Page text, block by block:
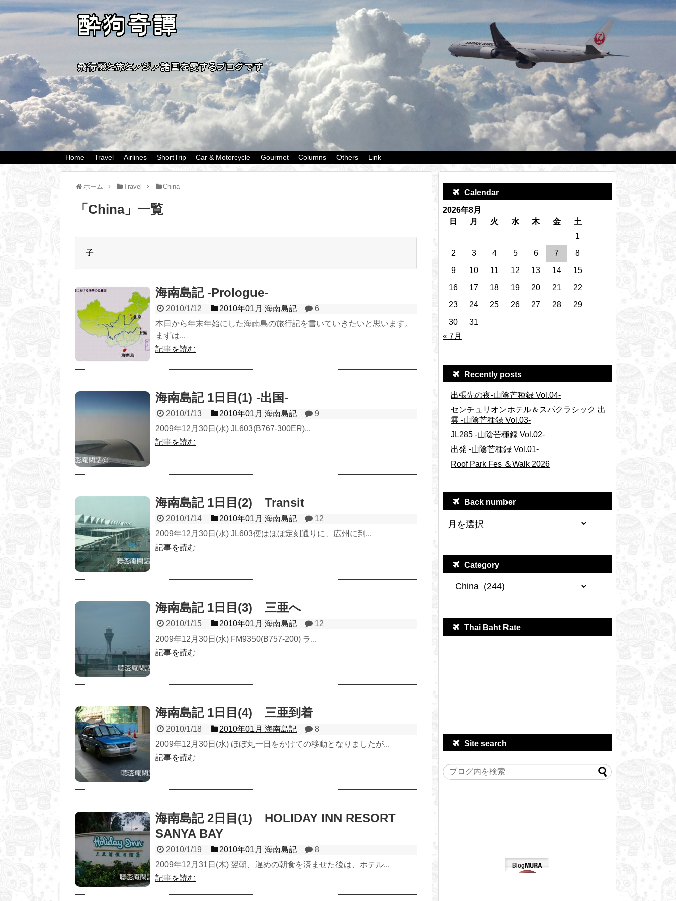
Home Travel Airlines ShortTrip Car & Motorcycle Gourmet Columns Others Link
ホーム Travel China
「 China」 一覧
子
海南島記 -Prologue-
2010/1/12 2010年01月 海南島記
6
本日から年末年始にした海南島の旅行記を書いていきたいと思います。
まずは...
記事を読む
海南島記 1日目(1) -出国-
2010/1/13 2010年01月 海南島記
9
2009年12月30日(水) JL603(B767-300ER)...
記事を読む
海南島記 1日目(2) Transit
2010/1/14 2010年01月 海南島記
12
2009年12月30日(水) JL603便はほぼ定刻通りに、広州に到...
記事を読む
海南島記 1日目(3) 三亜へ
2010/1/15 2010年01月 海南島記
12
2009年12月30日(水) FM9350(B757-200) ラ...
記事を読む
海南島記 1日目(4) 三亜到着
2010/1/18 2010年01月 海南島記
8
2009年12月30日(水) ほぼ丸一日をかけての移動となりましたが...
記事を読む
海南島記 2日目(1) HOLIDAY INN RESORT
SANYA BAY
2010/1/19 2010年01月 海南島記
8
2009年12月31日(木) 翌朝、遅めの朝食を済ませた後は、ホテル...
記事を読む
Calendar
2026年8月
日
月 火 水 木 金
土
1
2
3 4 5 6 7
8
9
10 11 12 13 14
15
16
17 18 19 20 21
22
23
24 25 26 27 28 29
30
31
« 7月
Recently posts
出張先の夜-山陰芒種録 Vol.04-
センチュリオンホテル＆スパクラシック 出
雲 -山陰芒種録 Vol.03-
JL285 -山陰芒種録 Vol.02-
出発 -山陰芒種録 Vol.01-
Roof Park Fes ＆Walk 2026
Back number
Category
Thai Baht Rate
Site search